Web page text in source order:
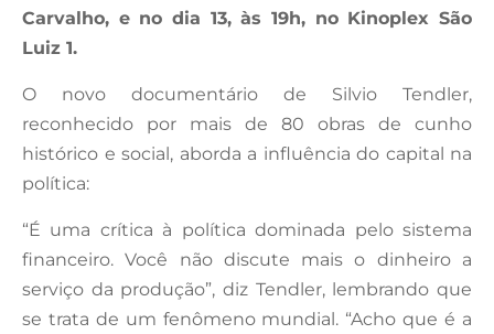
Carvalho, e no dia 13, às 19h, no Kinoplex São
Luiz 1.
O novo documentário de Silvio Tendler,
reconhecido por mais de 80 obras de cunho
histórico e social, aborda a influência do capital na
política:
“É uma crítica à política dominada pelo sistema
financeiro. Você não discute mais o dinheiro a
serviço da produção”, diz Tendler, lembrando que
se trata de um fenômeno mundial. “Acho que é a